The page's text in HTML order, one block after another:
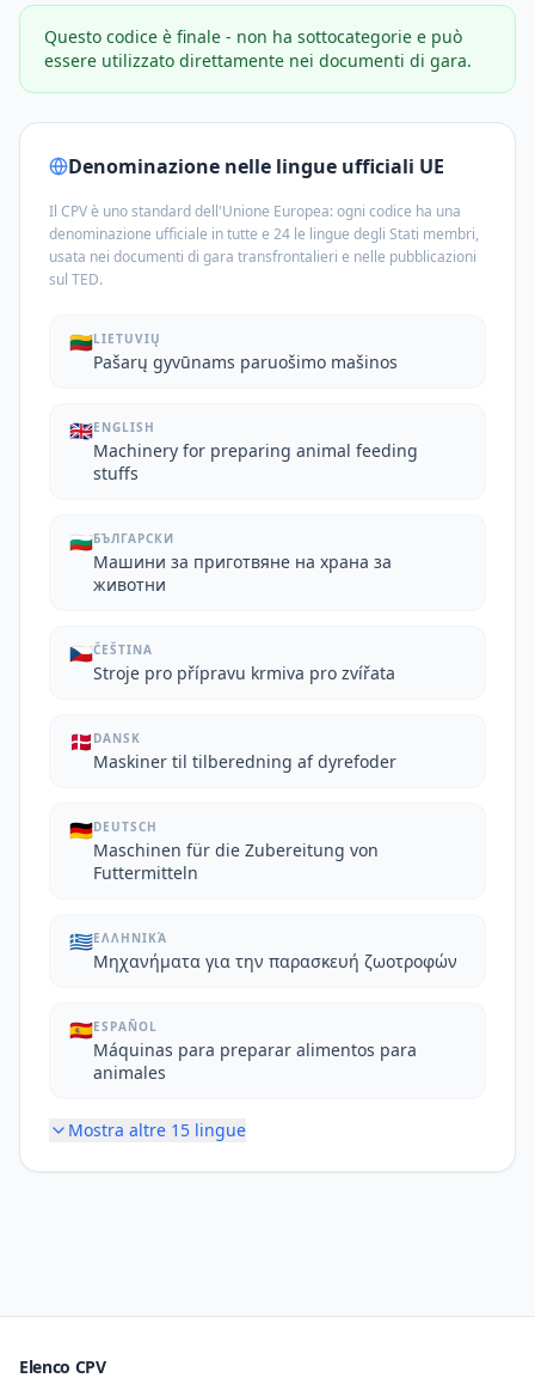
Questo codice è finale - non ha sottocategorie e può
essere utilizzato direttamente nei documenti di gara.
Denominazione nelle lingue ufficiali UE
Il CPV è uno standard dell'Unione Europea: ogni codice ha una
denominazione ufficiale in tutte e 24 le lingue degli Stati membri,
usata nei documenti di gara transfrontalieri e nelle pubblicazioni
sul TED.
🇱🇹LIETUVIŲ
Pašarų gyvūnams paruošimo mašinos
🇬🇧ENGLISH
Machinery for preparing animal feeding
stuffs
🇧🇬БЪЛГАРСКИ
Машини за приготвяне на храна за
животни
🇨🇿ČEŠTINA
Stroje pro přípravu krmiva pro zvířata
🇩🇰 DANSK
Maskiner til tilberedning af dyrefoder
🇩🇪DEUTSCH
Maschinen für die Zubereitung von
Futtermitteln
🇬🇷ΕΛΛΗΝΙΚΆ
Μηχανήματα για την παρασκευή ζωοτροφών
🇪🇸ESPAÑOL
Máquinas para preparar alimentos para
animales
Mostra altre 15 lingue
Elenco CPV